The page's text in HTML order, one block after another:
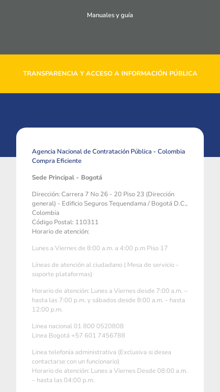
Manuales y guía
TRANSPARENCIA Y ACCESO A INFORMACIÓN PÚBLICA
Agencia Nacional de Contratación Pública - Colombia
Compra Eficiente
Sede Principal - Bogotá
Dirección: Carrera 7 No 26 - 20 Piso 23 (Dirección
general) - Edificio Seguros Tequendama / Bogotá D.C.,
Colombia
Código Postal: 110311
Horario de atención:
Lunes a Viernes de 8:00 a.m. a 4:00 p.m Piso 17
Líneas de atención al ciudadano ( Mesa de servicio -
soporte plataformas)
Horario de atención: Lunes a Viernes desde 7:00 a.m. –
hasta las 7:00 p.m. y sábados desde 8:00 a.m. - hasta
12:00 p.m.
Linea nacional 01 800 0520808
Linea Bogotá +57 601 7456788
Linea telefonía administrativa (Exclusiva si desea
contactarse con un funcionario)
Horario de atención: Lunes a Viernes Desde 08:00 a.m.
– hasta las 04:00 p.m.